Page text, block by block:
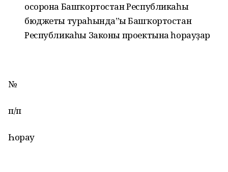
осорона Башҡортостан Республикаһы
бюджеты тураһында”ғы Башҡортостан
Республикаһы Законы проектына һорауҙар
№
п/п
Һорау